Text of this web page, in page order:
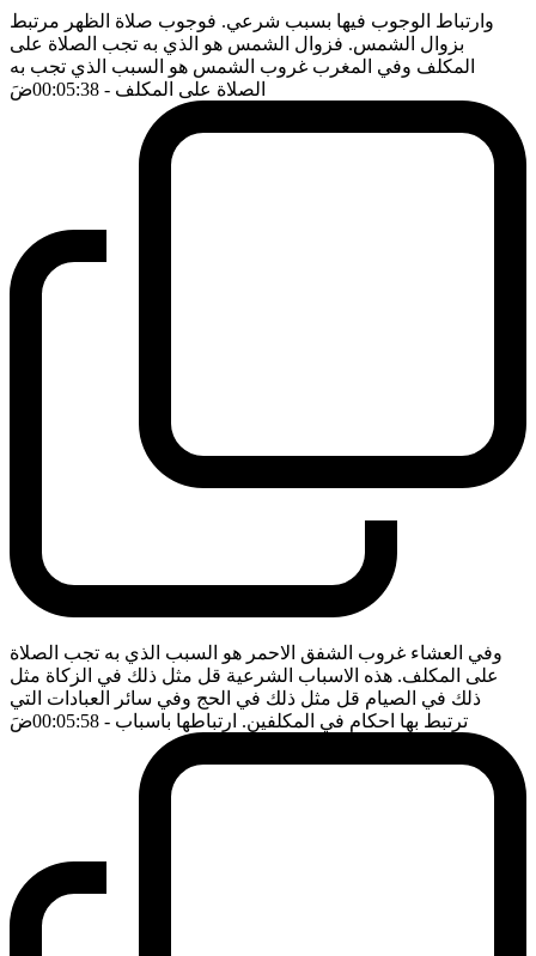
وارتباط الوجوب فيها بسبب شرعي. فوجوب صلاة الظهر مرتبط
بزوال الشمس. فزوال الشمس هو الذي به تجب الصلاة على
المكلف وفي المغرب غروب الشمس هو السبب الذي تجب به
الصلاة على المكلف - 00:05:38 ضَ
وفي العشاء غروب الشفق الاحمر هو السبب الذي به تجب الصلاة
على المكلف. هذه الاسباب الشرعية قل مثل ذلك في الزكاة مثل
ذلك في الصيام قل مثل ذلك في الحج وفي سائر العبادات التي
ترتبط بها احكام في المكلفين. ارتباطها باسباب - 00:05:58 ضَ